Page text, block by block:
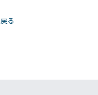
る